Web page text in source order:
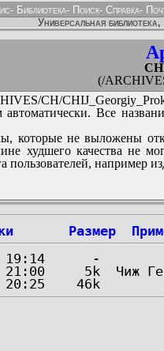
- Библиотека- Поиск- Справка-
Универсальная
(/
CH/
автоматически. Все
которые не выложены
худшего качества не
пользователей, например
Размер